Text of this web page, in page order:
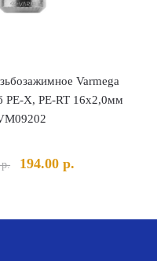
Varmega
PE-X, PE-RT 16х2,0мм
р.
Первоначальная
204.00 р..
194.00р.